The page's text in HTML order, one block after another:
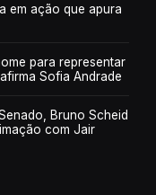
em ação que apura
para representar
Sofia Andrade
Bruno Scheid
com Jair